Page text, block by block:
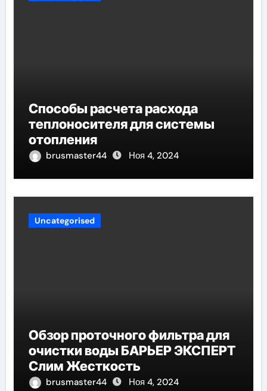
Способы расчета расхода
теплоносителя для системы
отопления
brusmaster44 Ноя 4, 2024
Uncategorised
Обзор проточного фильтра для
очистки воды БАРЬЕР ЭКСПЕРТ
Слим Жесткость
brusmaster44 Ноя 4, 2024